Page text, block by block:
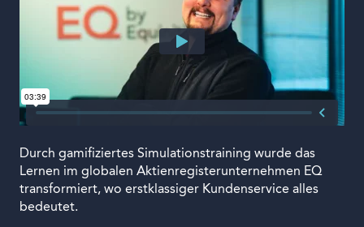
Durch gamifiziertes Simulationstraining wurde das
Lernen im globalen Aktienregisterunternehmen EQ
transformiert, wo erstklassiger Kundenservice alles
bedeutet.